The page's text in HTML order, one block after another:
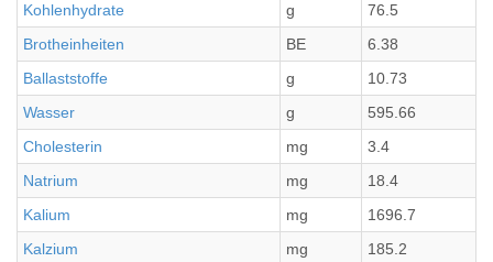
Kohlenhydrate
g 76.5
Brotheinheiten
BE 6.38
Ballaststoffe
g 10.73
Wasser
g 595.66
Cholesterin
mg 3.4
Natrium
mg 18.4
Kalium
mg 1696.7
Kalzium
mg 185.2